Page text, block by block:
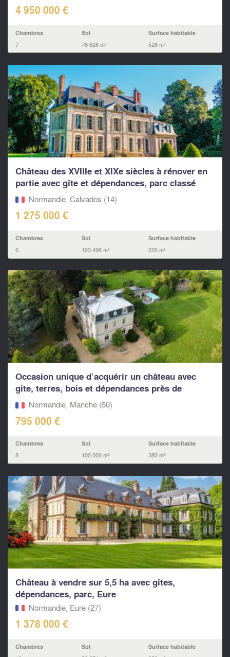
4 950 000 €
Chambres
7
Sol
78 628 m²
Surface habitable
528 m²
Château des XVIIIe et XIXe siècles à rénover en
partie avec gîte et dépendances, parc classé
sur...Normandie, Calvados (14)
1 275 000 €
Chambres
6
Sol
103 498 m²
Surface habitable
225 m²
Occasion unique d’acquérir un château avec
gîte, terres, bois et dépendances près de
Sourdeval
Normandie, Manche (50)
795 000 €
Chambres
8
Sol
100 000 m²
Surface habitable
380 m²
Château à vendre sur 5,5 ha avec gîtes,
dépendances, parc, Eure
Normandie, Eure (27)
1 378 000 €
Chambres Sol Surface habitable